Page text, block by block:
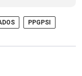
PPGPSI